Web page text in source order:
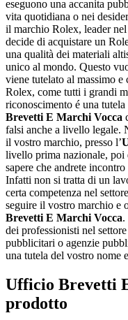
eseguono una accanita
vita quotidiana o nei
il marchio Rolex, leader
decide di acquistare un
una qualità dei materiali
unico al mondo. Questo
viene tutelato al massimo
Rolex, come tutti i grandi
riconoscimento é una
Brevetti E Marchi Vocca
falsi anche a livello legale.
il vostro marchio, presso l’
livello prima nazionale, poi
sapere che andrete
Infatti non si tratta di un
certa competenza nel
seguire il vostro marchio e
Brevetti E Marchi Vocca.
dei professionisti nel
pubblicitari o agenzie
una tutela del vostro nome
Ufficio Brevetti
prodotto